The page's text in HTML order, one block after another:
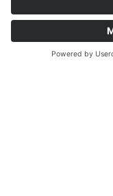
Message
14 + 3=